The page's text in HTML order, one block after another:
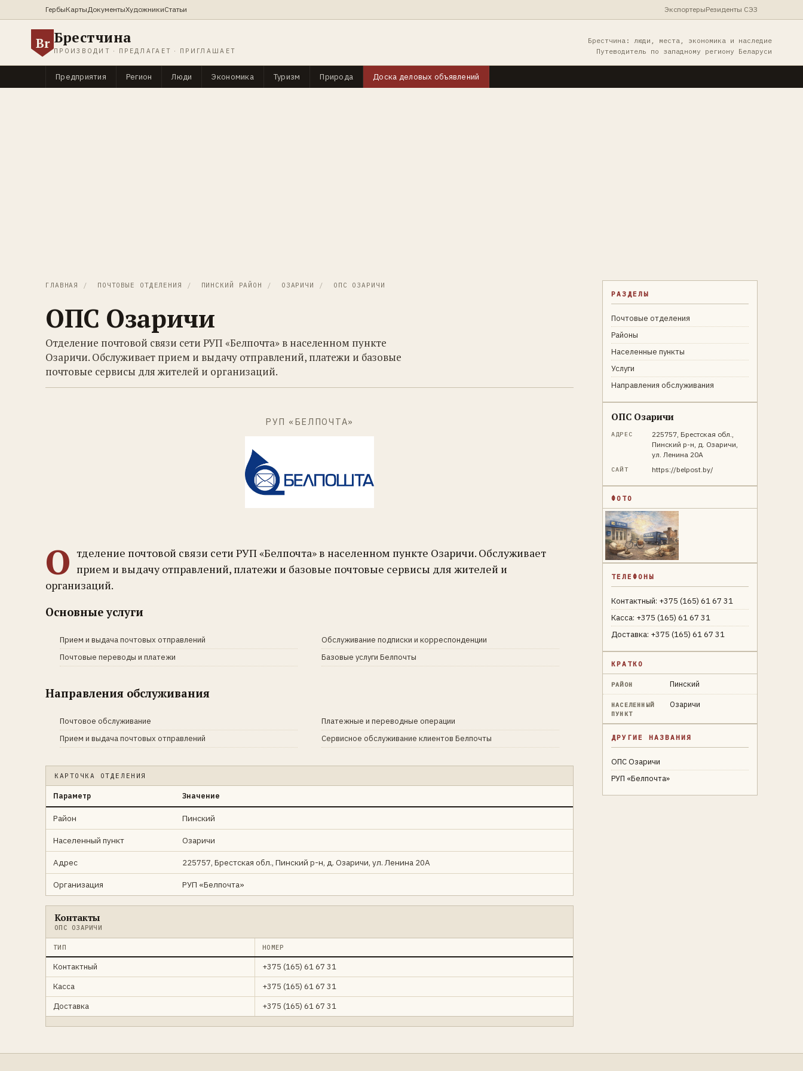
ГербыКартыДокументыХудожникиСтатьи ЭкспортерыРезиденты СЭЗ
Br Брестчина
ПРОИЗВОДИТ · ПРЕДЛАГАЕТ · ПРИГЛАШАЕТ
Брестчина: люди, места, экономика и наследие
Путеводитель по западному региону Беларуси
Предприятия Регион Люди Экономика Туризм Природа Доска деловых объявлений
ГЛАВНАЯ / ПОЧТОВЫЕ ОТДЕЛЕНИЯ / ПИНСКИЙ РАЙОН / ОЗАРИЧИ / ОПС ОЗАРИЧИ
ОПС Озаричи
Отделение почтовой связи сети РУП «Белпочта» в населенном пункте
Озаричи. Обслуживает прием и выдачу отправлений, платежи и базовые
почтовые сервисы для жителей и организаций.
РУП «БЕЛПОЧТА»
О тделение почтовой связи сети РУП «Белпочта» в населенном пункте Озаричи. Обслуживает
прием и выдачу отправлений, платежи и базовые почтовые сервисы для жителей и
организаций.
Основные услуги
Прием и выдача почтовых отправлений
Почтовые переводы и платежи
Обслуживание подписки и корреспонденции
Базовые услуги Белпочты
Направления обслуживания
Почтовое обслуживание
Прием и выдача почтовых отправлений
Платежные и переводные операции
Сервисное обслуживание клиентов Белпочты
КАРТОЧКА ОТДЕЛЕНИЯ
Параметр Значение
Район Пинский
Населенный пункт Озаричи
Адрес 225757, Брестская обл., Пинский р-н, д. Озаричи, ул. Ленина 20А
Организация РУП «Белпочта»
Контакты
ОПС ОЗАРИЧИ
ТИП НОМЕР
Контактный
+375 (165) 61 67 31
Касса
+375 (165) 61 67 31
Доставка
+375 (165) 61 67 31
РАЗДЕЛЫ
Почтовые отделения
Районы
Населенные пункты
Услуги
Направления обслуживания
ОПС Озаричи
АДРЕС
225757, Брестская обл.,
Пинский р-н, д. Озаричи,
ул. Ленина 20А
САЙТ https://belpost.by/
ФОТО
ТЕЛЕФОНЫ
Контактный: +375 (165) 61 67 31
Касса: +375 (165) 61 67 31
Доставка: +375 (165) 61 67 31
КРАТКО
РАЙОН Пинский
НАСЕЛЕННЫЙ
ПУНКТ
Озаричи
ДРУГИЕ НАЗВАНИЯ
ОПС Озаричи
РУП «Белпочта»